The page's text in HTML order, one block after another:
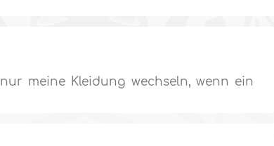
meine Kleidung wechseln, wenn ein